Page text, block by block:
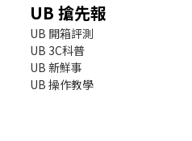
UB 搶先報
UB 開箱評測
UB 3C科普
UB 新鮮事
UB 操作教學